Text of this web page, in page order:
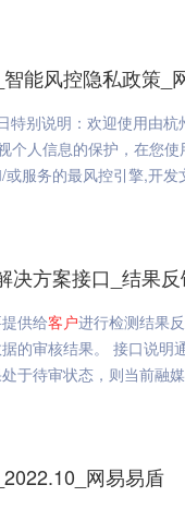
能风控隐私政策_
别说明：欢迎使用由
个人信息的保护，在您使
服务的最风控引擎,开
决方案接口_结果
供给客户进行检测结果
的审核结果。 接口说
于待审状态，则当前融
网易易盾